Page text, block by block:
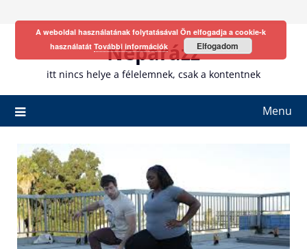
Neparázz
itt nincs helye a félelemnek, csak a kontentnek
Menu
A weboldal használatának folytatásával Ön elfogadja a cookie-k
használatát További információk Elfogadom